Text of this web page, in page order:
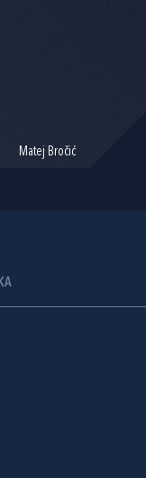
Matej Bročić